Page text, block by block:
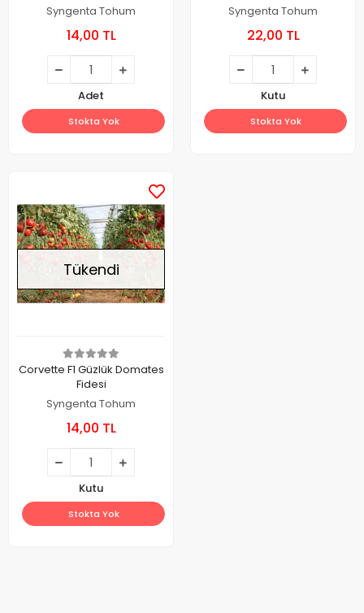
Syngenta Tohum
14,00 TL
Adet
Stokta Yok
Syngenta Tohum
22,00 TL
Kutu
Stokta Yok
Tükendi
Corvette F1 Güzlük Domates
Fidesi
Syngenta Tohum
14,00 TL
Kutu
Stokta Yok